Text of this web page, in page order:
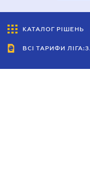
КАТАЛОГ РІШЕНЬ
ВСІ ТАРИФИ